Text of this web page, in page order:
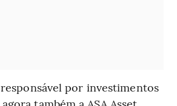
por investimentos